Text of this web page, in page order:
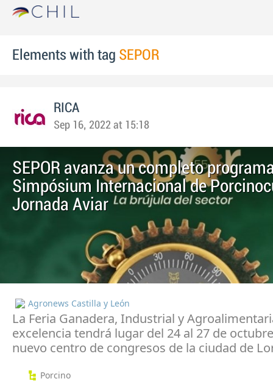
Elements with tag SEPOR
RICA
Sep 16, 2022 at 15:18
SEPOR avanza un completo
Simpósium Internacional de
Jornada Aviar
Agronews Castilla y León
La Feria Ganadera, Industrial y
excelencia tendrá lugar del 24 al 27 de
nuevo centro de congresos de la ciudad de
Porcino